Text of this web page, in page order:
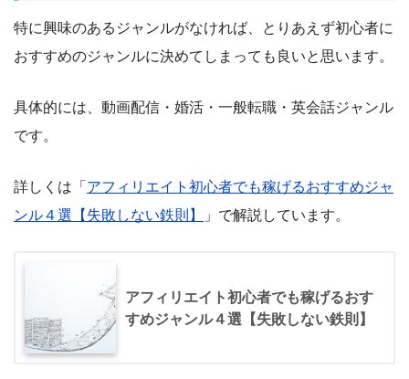
特に興味のあるジャンルがなければ、とりあえず初心者に
おすすめのジャンルに決めてしまっても良いと思います。
具体的には、動画配信・婚活・一般転職・英会話ジャンル
です。
詳しくは「アフィリエイト初心者でも稼げるおすすめジャ
ンル４選【失敗しない鉄則】
」で解説しています。
アフィリエイト初心者でも稼げるおす
すめジャンル４選【失敗しない鉄則】